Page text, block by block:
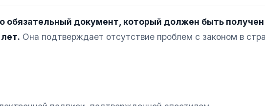
обязательный документ, который должен быть получен
Она подтверждает отсутствие проблем с законом в